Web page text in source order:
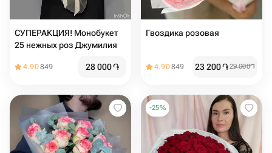
СУПЕРАКЦИЯ! Монобукет
25 нежных роз Джумилия
4.90849 28 000֏
Гвоздика розовая
4.90849 23 200֏29 000֏
-25%